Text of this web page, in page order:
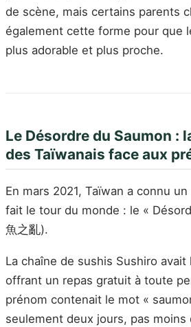
de scène, mais certains parents
également cette forme pour que
plus adorable et plus proche.
Le Désordre du Saumon :
des Taïwanais face aux
En mars 2021, Taïwan a connu
fait le tour du monde : le «
魚之亂).
La chaîne de sushis Sushiro
offrant un repas gratuit à toute
prénom contenait le mot «
seulement deux jours, pas moins